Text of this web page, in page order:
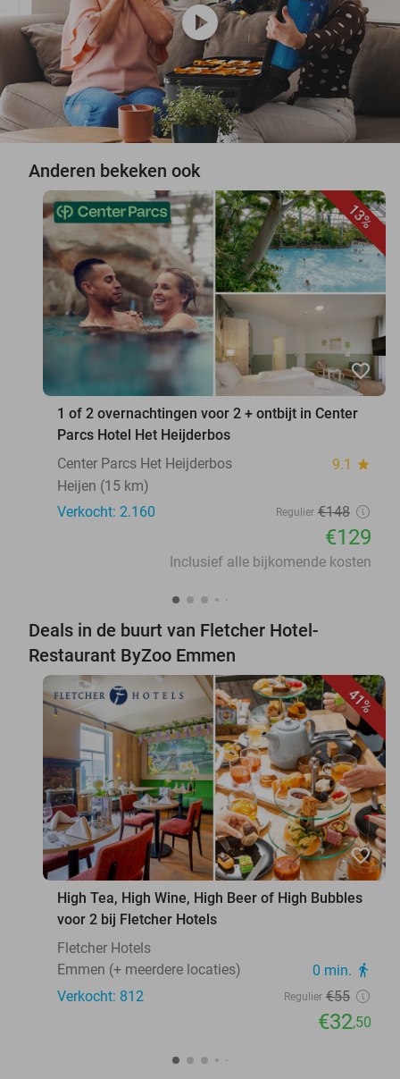
play_circle
Anderen bekeken ook
13%
favorite_border
1 of 2 overnachtingen voor 2 + ontbijt in Center
Parcs Hotel Het Heijderbos
Center Parcs Het Heijderbos
9.1 star
Heijen (15 km)
Verkocht: 2.160
Regulier €148
€129
Inclusief alle bijkomende kosten
Deals in de buurt van Fletcher Hotel-
Restaurant ByZoo Emmen
41%
favorite_border
High Tea, High Wine, High Beer of High Bubbles
voor 2 bij Fletcher Hotels
Fletcher Hotels
Emmen (+ meerdere locaties)
0 min. directions_walk
Verkocht: 812 Regulier €55
€32,50